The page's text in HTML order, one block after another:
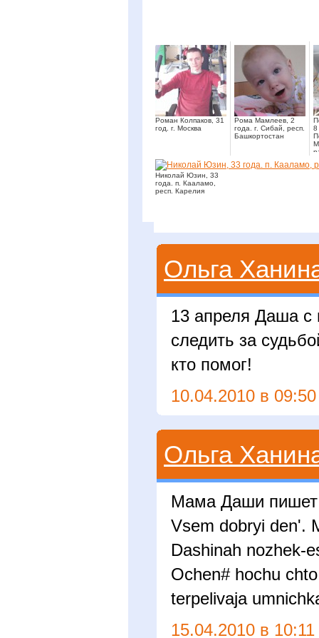
Роман Колпаков, 31
год. г. Москва
Рома Мамлеев, 2
года. г. Сибай, респ.
Башкортостан
8
Николай Юзин, 33
года. п. Кааламо,
респ. Карелия
Ольга
13 апреля Даша
следить за
кто помог!
10.04.2010 в 09:50
Ольга
Мама Даши
Vsem dobryi den'.
Dashinah nozhek-
Ochen# hochu
terpelivaja
15.04.2010 в 10:11